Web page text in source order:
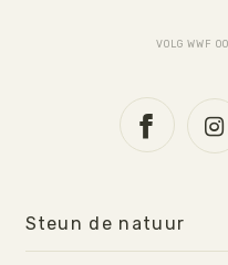
VOLG WWF
Steun de natuur